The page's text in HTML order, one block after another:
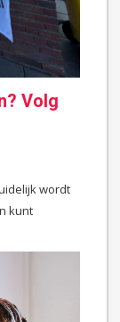
Volg
wordt
kunt